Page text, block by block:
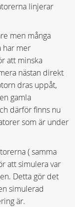
linjerar
men många
har mer
att minska
nästan direkt
dras uppåt,
gamla
därför finns nu
som är under
( samma
att simulera var
Detta gör det
simulerad
är.